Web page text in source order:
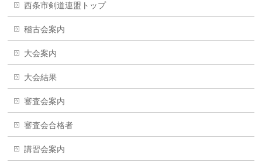
西条市剣道連盟トップ
稽古会案内
大会案内
大会結果
審査会案内
審査会合格者
講習会案内